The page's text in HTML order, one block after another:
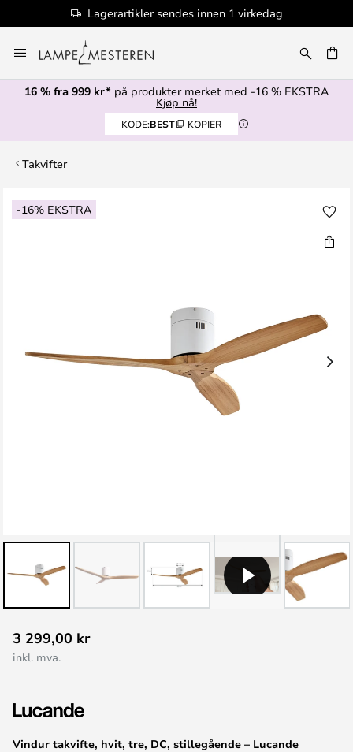
Lagerartikler sendes innen 1 virkedag
til
innhold
16 % fra 999 kr* på produkter merket med -16 % EKSTRA
Kjøp nå!
KODE:BEST KOPIER
Takvifter
-16% EKSTRA
Gå
til
til
begynnelsen
bildegalleri
Vindur takvifte, hvit, tre, DC, stillegående – Lucande
3 299,00 kr
inkl. mva.